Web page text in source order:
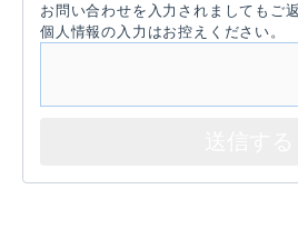
お問い合わせを入力されましてもご
個人情報の入力はお控えください。